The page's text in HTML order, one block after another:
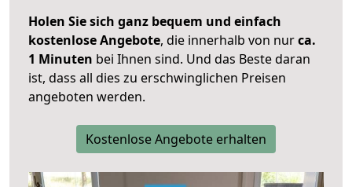
Holen Sie sich ganz bequem und einfach
kostenlose Angebote, die innerhalb von nurca.
1 Minuten bei Ihnen sind. Und das Beste daran
ist, dass all dies zu erschwinglichen Preisen
angeboten werden.
Kostenlose Angebote erhalten